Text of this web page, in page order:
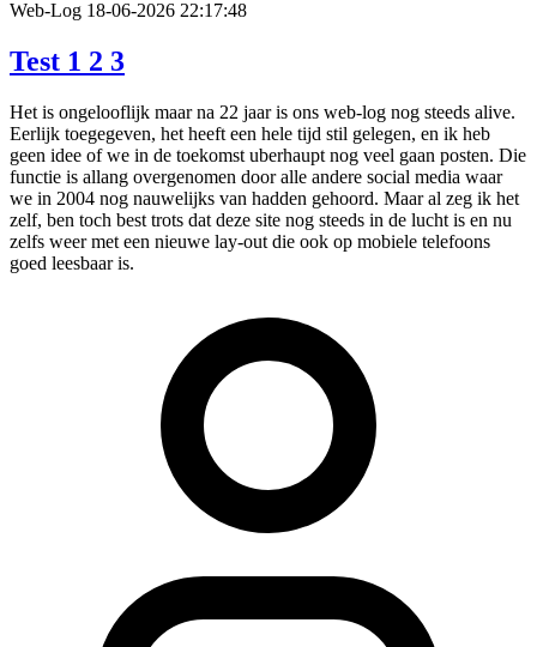
Web-Log 18-06-2026 22:17:48
Test 1 2 3
Het is ongelooflijk maar na 22 jaar is ons web-log nog steeds alive.
Eerlijk toegegeven, het heeft een hele tijd stil gelegen, en ik heb
geen idee of we in de toekomst uberhaupt nog veel gaan posten. Die
functie is allang overgenomen door alle andere social media waar
we in 2004 nog nauwelijks van hadden gehoord. Maar al zeg ik het
zelf, ben toch best trots dat deze site nog steeds in de lucht is en nu
zelfs weer met een nieuwe lay-out die ook op mobiele telefoons
goed leesbaar is.